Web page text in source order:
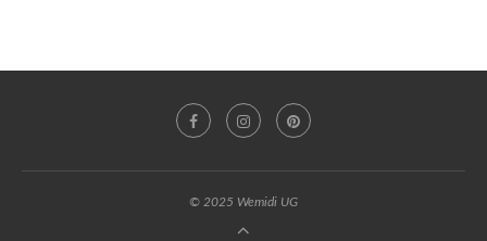
© 2025 Wemidi UG